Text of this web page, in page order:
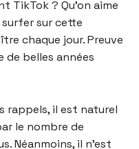
TikTok ? Qu’on aime
sur cette
chaque jour. Preuve
de belles années
rappels, il est naturel
le nombre de
Néanmoins, il n’est